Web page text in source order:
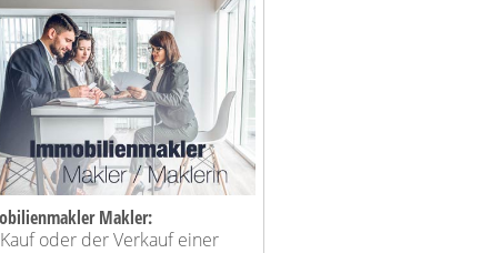
Makler:
oder der Verkauf einer